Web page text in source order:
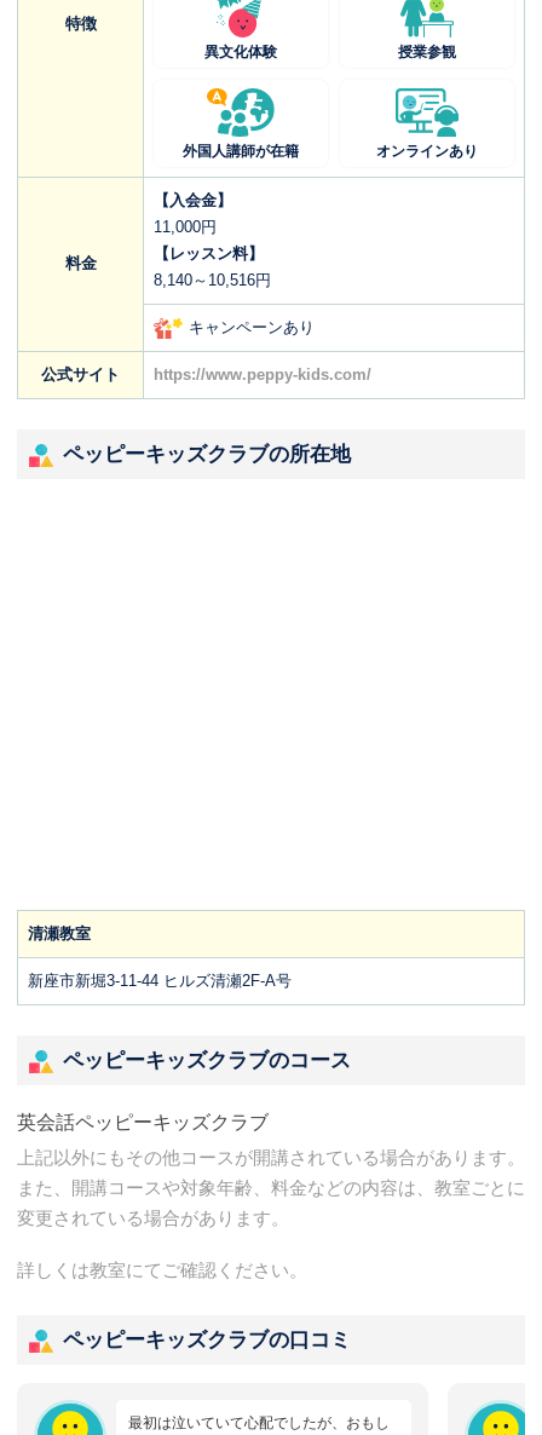
特徴
異文化体験 授業参観
外国人講師が在籍 オンラインあり
料金
【入会金】
11,000円
【レッスン料】
8,140～10,516円
キャンペーンあり
公式サイト https://www.peppy-kids.com/
ペッピーキッズクラブの所在地
清瀬教室
新座市新堀3-11-44 ヒルズ清瀬2F-A号
ペッピーキッズクラブのコース
英会話ペッピーキッズクラブ
上記以外にもその他コースが開講されている場合があります。
また、開講コースや対象年齢、料金などの内容は、教室ごとに
変更されている場合があります。
詳しくは教室にてご確認ください。
ペッピーキッズクラブの口コミ
最初は泣いていて心配でしたが、おもし